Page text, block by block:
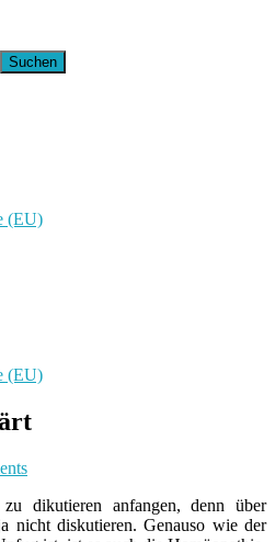
(EU)
(EU)
dikutieren anfangen, denn über
nicht diskutieren. Genauso wie der